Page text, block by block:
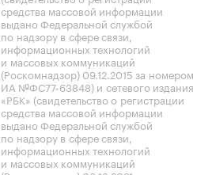
средства массовой информации
выдано Федеральной службой
по надзору в сфере связи,
информационных технологий
и массовых коммуникаций
(Роскомнадзор) 09.12.2015 за номером
ИА №ФС77-63848) и сетевого издания
«РБК» (свидетельство о регистрации
средства массовой информации
выдано Федеральной службой
по надзору в сфере связи,
информационных технологий
и массовых коммуникаций